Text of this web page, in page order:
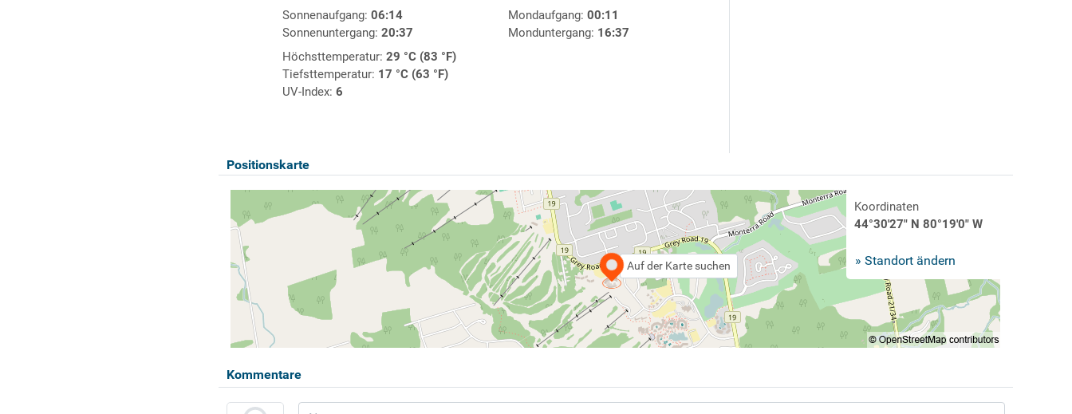
Sonnenaufgang: 06:14
Sonnenuntergang: 20:37
Mondaufgang: 00:11
Monduntergang: 16:37
Höchsttemperatur: 29 °C (83 °F)
Tiefsttemperatur: 17 °C (63 °F)
UV-Index: 6
Positionskarte
Auf der Karte suchen
Koordinaten
44°30'27" N 80°19'0" W
» Standort ändern
Kommentare